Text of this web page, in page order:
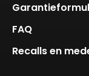
FAQ
Recalls en